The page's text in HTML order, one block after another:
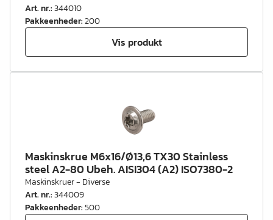
Art. nr.:344010
Pakkeenheder:200
Vis produkt
Maskinskrue M6x16/Ø13,6 TX30 Stainless
steel A2-80 Ubeh. AISI304 (A2) ISO7380-2
Maskinskruer - Diverse
Art. nr.:344009
Pakkeenheder:500